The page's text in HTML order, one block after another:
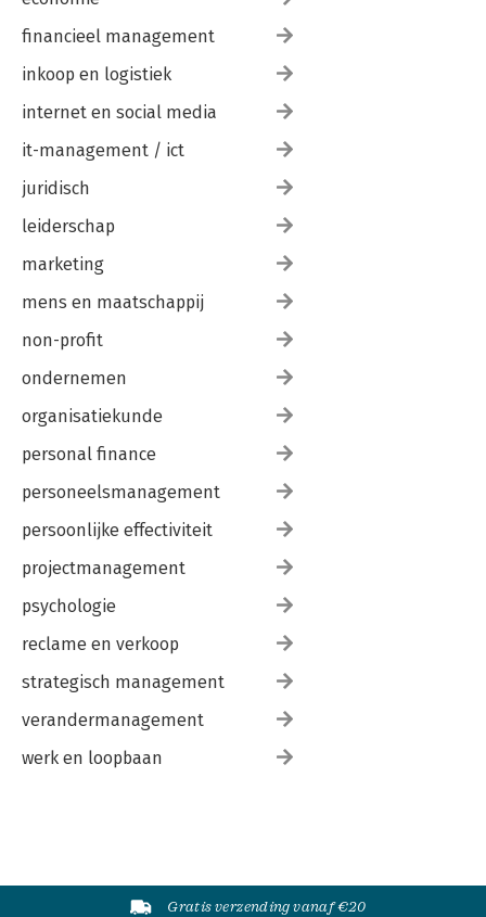
financieel management
inkoop en logistiek
internet en social media
it-management / ict
juridisch
leiderschap
marketing
mens en maatschappij
non-profit
ondernemen
organisatiekunde
personal finance
personeelsmanagement
persoonlijke effectiviteit
projectmanagement
psychologie
reclame en verkoop
strategisch management
verandermanagement
werk en loopbaan
Gratis verzending vanaf €20